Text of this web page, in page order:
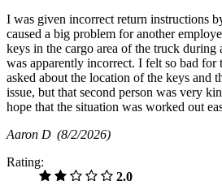
I was given incorrect return instructions
caused a big problem for another
keys in the cargo area of the truck during
was apparently incorrect. I felt so bad for
asked about the location of the keys and
issue, but that second person was very
hope that the situation was worked out
Aaron D (8/2/2026)
Rating:
2.0